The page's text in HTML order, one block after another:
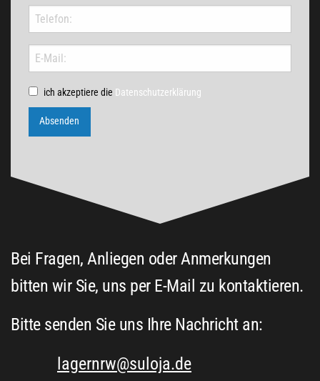
ich akzeptiere die Datenschutzerklärung
Absenden
Bei Fragen, Anliegen oder Anmerkungen
bitten wir Sie, uns per E-Mail zu kontaktieren.
Bitte senden Sie uns Ihre Nachricht an:
lagernrw@suloja.de